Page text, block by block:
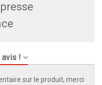
avis !
sur le produit, merci